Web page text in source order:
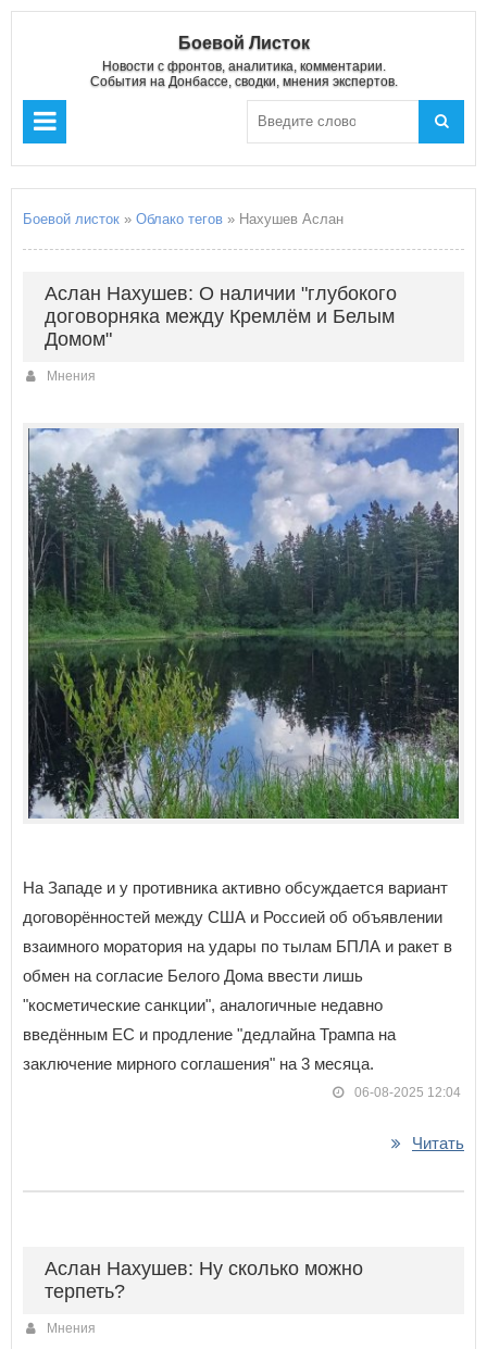
Боевой Листок
Новости с фронтов, аналитика, комментарии.
События на Донбассе, сводки, мнения экспертов.
Боевой листок » Облако тегов » Нахушев Аслан
Аслан Нахушев: О наличии "глубокого
договорняка между Кремлём и Белым
Домом"
Мнения
На Западе и у противника активно обсуждается вариант
договорённостей между США и Россией об объявлении
взаимного моратория на удары по тылам БПЛА и ракет в
обмен на согласие Белого Дома ввести лишь
"косметические санкции", аналогичные недавно
введённым ЕС и продление "дедлайна Трампа на
заключение мирного соглашения" на 3 месяца.
06-08-2025 12:04
Читать
Аслан Нахушев: Ну сколько можно
терпеть?
Мнения